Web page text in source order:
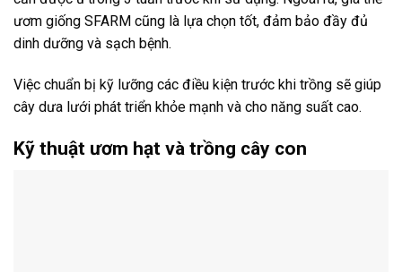
ươm giống SFARM cũng là lựa chọn tốt, đảm bảo đầy đủ
dinh dưỡng và sạch bệnh.
Việc chuẩn bị kỹ lưỡng các điều kiện trước khi trồng sẽ giúp
cây dưa lưới phát triển khỏe mạnh và cho năng suất cao.
Kỹ thuật ươm hạt và trồng cây con